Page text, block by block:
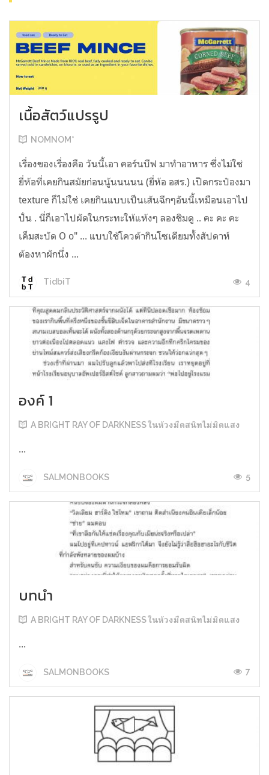
เนื้อสัตว์แปรรูป
NOMNOM*
เรื่องของเรื่องคือ วันนี้เอา คอร์นบีฟ มาทำอาหาร ซึ่งไม่ใช่
ยี่ห้อที่เคยกินสมัยก่อนนู้นนนนน (ยี่ห้อ อสร.) เปิดกระป๋องมา
texture ก็ไม่ใช่ เคยกินแบบเป็นเส้นฉีกๆอันนี้เหมือนเอาไป
ปั่น . นี่ก็เอาไปผัดในกระทะให้แห้งๆ ลองชิมดู .. คะ คะ คะ
เค็มสะบัด O o" ... แบบใช้โควต้ากินโซเดียมทั้งสัปดาห์
ต้องหาผักนึ่ง ...
TidbiT 4
องค์ 1
A BRIGHT RAY OF DARKNESS ในห้วงมืดสนิทไม่มิดแสง
...
SALMONBOOKS 5
บทนำ
A BRIGHT RAY OF DARKNESS ในห้วงมืดสนิทไม่มิดแสง
...
SALMONBOOKS 7